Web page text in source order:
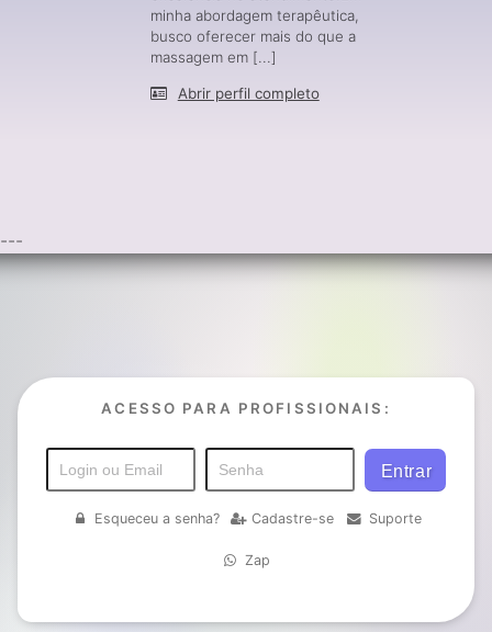
minha abordagem terapêutica,
busco oferecer mais do que a
massagem em [...]
Abrir perfil completo
---
ACESSO PARA PROFISSIONAIS:
Esqueceu a senha? Cadastre-se Suporte
Zap